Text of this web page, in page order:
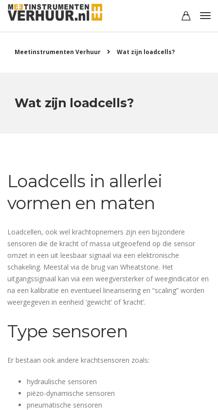
Meetinstrumenten Verhuur Wat zijn loadcells?
Wat zijn loadcells?
Loadcells in allerlei
vormen en maten
Loadcellen, ook wel krachtopnemers zijn een bijzondere
sensoren die de kracht of massa uitgeoefend op die sensor
omzet in een uit leesbaar signaal via een elektronische
schakeling. Meestal via de brug van Wheatstone. Het
uitgangssignaal kan via een weegversterker of weegindicator en
na een kalibratie en eventueel linearisering en “scaling” worden
weergegeven in eenheid ‘gewicht’ of ‘kracht’.
Type sensoren
Er bestaan ook andere krachtsensoren zoals:
hydraulische sensoren
piëzo-dynamische sensoren
pneumatische sensoren